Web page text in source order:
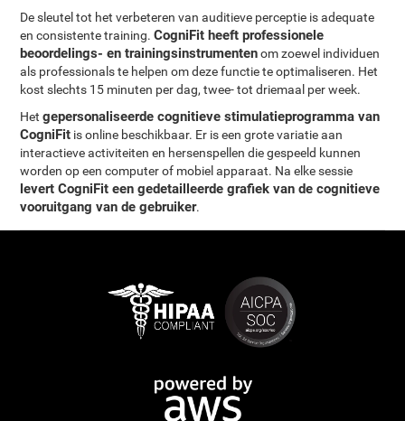
De sleutel tot het verbeteren van auditieve perceptie is adequate
en consistente training.CogniFit heeft professionele
beoordelings- en trainingsinstrumentenom zoewel individuen
als professionals te helpen om deze functie te optimaliseren. Het
kost slechts 15 minuten per dag, twee- tot driemaal per week.
Hetgepersonaliseerde cognitieve stimulatieprogramma van
CogniFit is online beschikbaar. Er is een grote variatie aan
interactieve activiteiten en hersenspellen die gespeeld kunnen
worden op een computer of mobiel apparaat. Na elke sessie
levert CogniFit een gedetailleerde grafiek van de cognitieve
vooruitgang van de gebruiker.